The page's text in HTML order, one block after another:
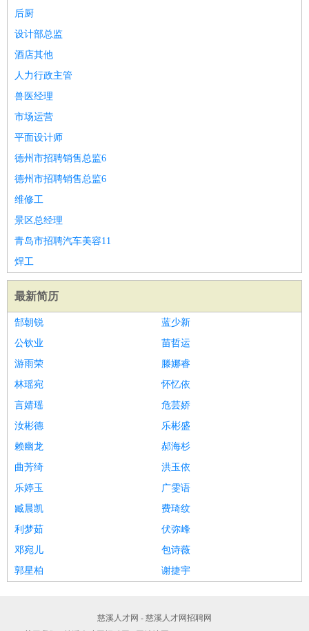
后厨
设计部总监
酒店其他
人力行政主管
兽医经理
市场运营
平面设计师
德州市招聘销售总监6
德州市招聘销售总监6
维修工
景区总经理
青岛市招聘汽车美容11
焊工
最新简历
郜朝锐
蓝少新
公钦业
苗哲运
游雨荣
滕娜睿
林瑶宛
怀忆依
言婧瑶
危芸娇
汝彬德
乐彬盛
赖幽龙
郝海杉
曲芳绮
洪玉依
乐婷玉
广雯语
臧晨凯
费琦纹
利梦茹
伏弥峰
邓宛儿
包诗薇
郭星柏
谢捷宇
慈溪人才网 - 慈溪人才网招聘网